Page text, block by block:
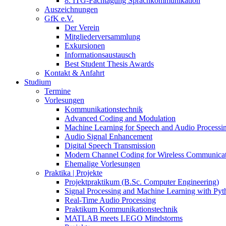
Auszeichnungen
GfK e.V.
Der Verein
Mitgliederversammlung
Exkursionen
Informationsaustausch
Best Student Thesis Awards
Kontakt & Anfahrt
Studium
Termine
Vorlesungen
Kommunikationstechnik
Advanced Coding and Modulation
Machine Learning for Speech and Audio
Audio Signal Enhancement
Digital Speech Transmission
Modern Channel Coding for Wireless
Ehemalige Vorlesungen
Praktika | Projekte
Projektpraktikum (B.Sc. Computer Engineering)
Signal Processing and Machine Learning with
Real-Time Audio Processing
Praktikum Kommunikationstechnik
MATLAB meets LEGO Mindstorms